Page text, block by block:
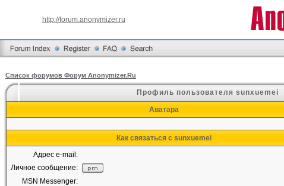
http://forum.anonymizer.ru
Список форумов Форум Anonymizer.Ru
Профиль пользователя sunxuemei
Аватара
Как связаться с sunxuemei
Адрес e-mail:
Личное сообщение:
MSN Messenger: